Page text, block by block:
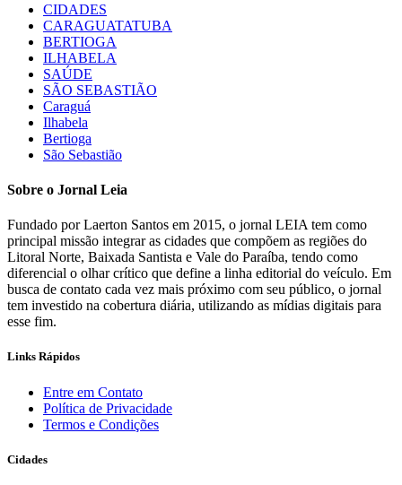
CIDADES
CARAGUATATUBA
BERTIOGA
ILHABELA
SAÚDE
SÃO SEBASTIÃO
Caraguá
Ilhabela
Bertioga
São Sebastião
Sobre o Jornal Leia
Fundado por Laerton Santos em 2015, o jornal LEIA tem como
principal missão integrar as cidades que compõem as regiões do
Litoral Norte, Baixada Santista e Vale do Paraíba, tendo como
diferencial o olhar crítico que define a linha editorial do veículo. Em
busca de contato cada vez mais próximo com seu público, o jornal
tem investido na cobertura diária, utilizando as mídias digitais para
esse fim.
Links Rápidos
Entre em Contato
Política de Privacidade
Termos e Condições
Cidades